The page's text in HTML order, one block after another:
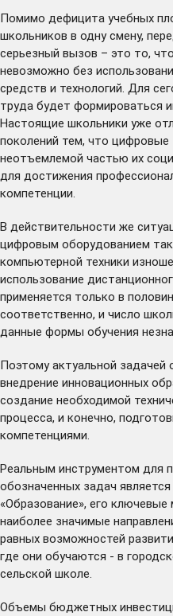
Помимо дефицита учебных
школьников в одну смену,
серьезный вызов – это то,
невозможно без
средств и технологий. Для
труда будет формироваться
Настоящие школьники уже
поколений тем, что цифровые
неотъемлемой частью их
для достижения
компетенции.
В действительности же
цифровым оборудованием
компьютерной техники
использование
применяется только в
соответственно, и число
данные формы обучения
Поэтому актуальной задачей
внедрение инновационных
создание необходимой
процесса, и конечно,
компетенциями.
Реальным инструментом для
обозначенных задач
«Образование», его
наиболее значимые
равных возможностей
где они обучаются - в
сельской школе.
Объемы бюджетных